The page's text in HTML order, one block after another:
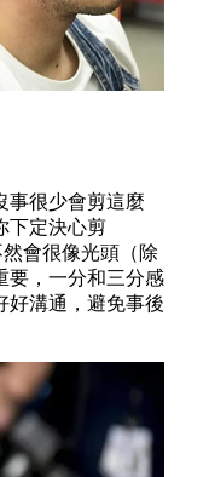
事很少會剪這麼
下定決心剪
會很像光頭（除
要，一分和三分感
好溝通，避免事後